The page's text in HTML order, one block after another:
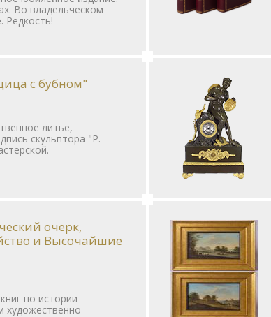
Во владельческом
Редкость!
с бубном"
литье,
скульптора "Р.
очерк,
и Высочайшие
по истории
художественно-